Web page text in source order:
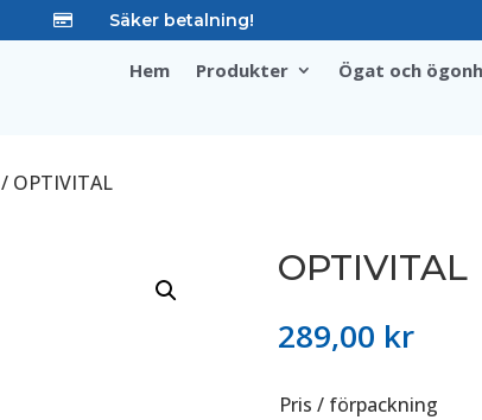
 Säker betalning!
Hem Produkter Ögat och
/ OPTIVITAL
OPTIVITAL
289,00 kr
Pris / förpackning